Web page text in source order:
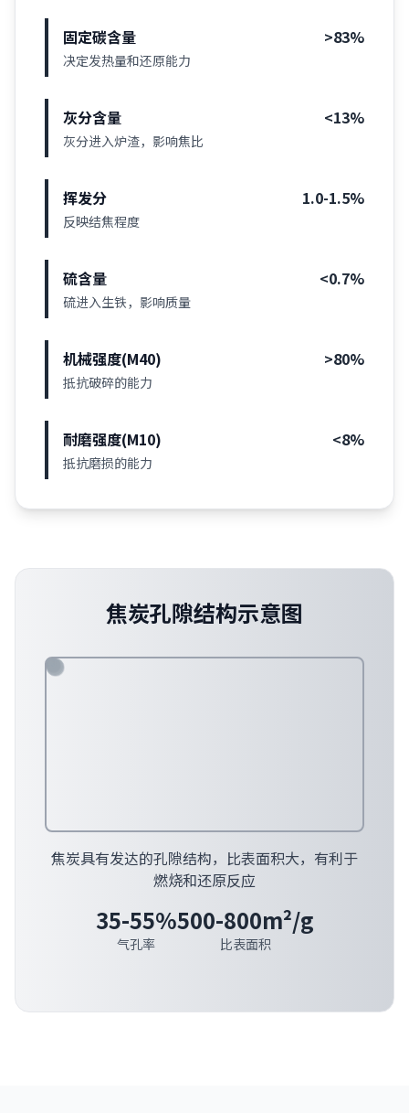
固定碳含量 >83%
决定发热量和还原能力
灰分含量 <13%
灰分进入炉渣，影响焦比
挥发分 1.0-1.5%
反映结焦程度
硫含量 <0.7%
硫进入生铁，影响质量
机械强度(M40) >80%
抵抗破碎的能力
耐磨强度(M10) <8%
抵抗磨损的能力
焦炭孔隙结构示意图
焦炭具有发达的孔隙结构，比表面积大，有利于
燃烧和还原反应
35-55%
气孔率
500-800m²/g
比表面积